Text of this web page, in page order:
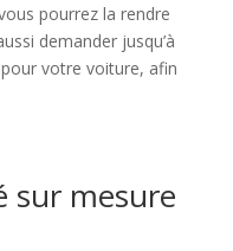
pourrez la rendre
demander jusqu’à
votre voiture, afin
sur mesure